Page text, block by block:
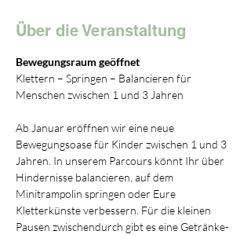
Über die Veranstaltung
Bewegungsraum geöffnet
Klettern – Springen – Balancieren für
Menschen zwischen 1 und 3 Jahren
Ab Januar eröffnen wir eine neue
Bewegungsoase für Kinder zwischen 1 und 3
Jahren. In unserem Parcours könnt Ihr über
Hindernisse balancieren, auf dem
Minitrampolin springen oder Eure
Kletterkünste verbessern. Für die kleinen
Pausen zwischendurch gibt es eine Getränke-